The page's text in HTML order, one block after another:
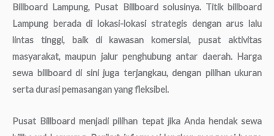
Billboard Lampung, Pusat Billboard solusinya. Titik billboard
Lampung berada di lokasi-lokasi strategis dengan arus lalu
lintas tinggi, baik di kawasan komersial, pusat aktivitas
masyarakat, maupun jalur penghubung antar daerah. Harga
sewa billboard di sini juga terjangkau, dengan pilihan ukuran
serta durasi pemasangan yang fleksibel.
Pusat Billboard menjadi pilihan tepat jika Anda hendak sewa